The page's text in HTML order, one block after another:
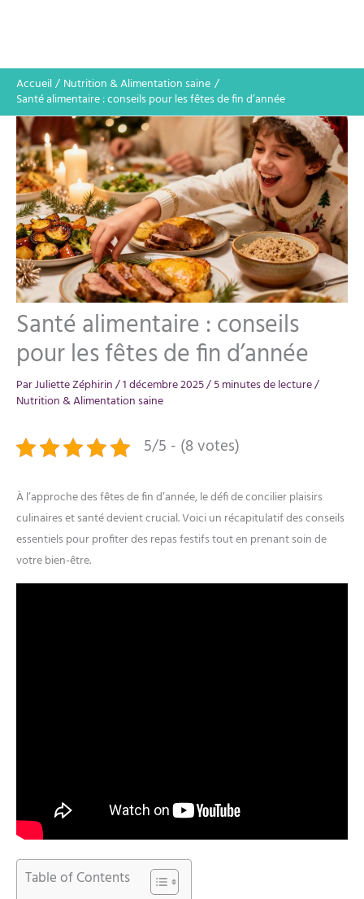
Accueil
Nutrition & Alimentation saine
Santé alimentaire : conseils pour les fêtes de fin d’année
Santé alimentaire : conseils
pour les fêtes de fin d’année
ParJuliette Zéphirin/1 décembre 2025/5 minutes de lecture/
Nutrition & Alimentation saine
5/5 - (8 votes)
À l’approche des fêtes de fin d’année, le défi de concilier plaisirs
culinaires et santé devient crucial. Voici un récapitulatif des conseils
essentiels pour profiter des repas festifs tout en prenant soin de
votre bien-être.
Table of Contents